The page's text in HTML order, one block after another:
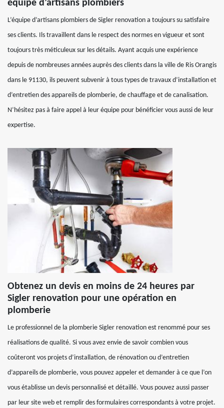
équipe d’artisans plombiers
L’équipe d’artisans plombiers de Sigler renovation a toujours su satisfaire
ses clients. Ils travaillent dans le respect des normes en vigueur et sont
toujours très méticuleux sur les détails. Ayant acquis une expérience
depuis de nombreuses années auprès des clients dans la ville de Ris Orangis
dans le 91130, ils peuvent subvenir à tous types de travaux d’installation et
d’entretien des appareils de plomberie, de chauffage et de canalisation.
N’hésitez pas à faire appel à leur équipe pour bénéficier vous aussi de leur
expertise.
Obtenez un devis en moins de 24 heures par
Sigler renovation pour une opération en
plomberie
Le professionnel de la plomberie Sigler renovation est renommé pour ses
réalisations de qualité. Si vous avez envie de savoir combien vous
coûteront vos projets d’installation, de rénovation ou d’entretien
d’appareils de plomberie, vous pouvez appeler et demander à ce que l’on
vous établisse un devis personnalisé et détaillé. Vous pouvez aussi passer
par leur site web et remplir des formulaires correspondants à votre projet.